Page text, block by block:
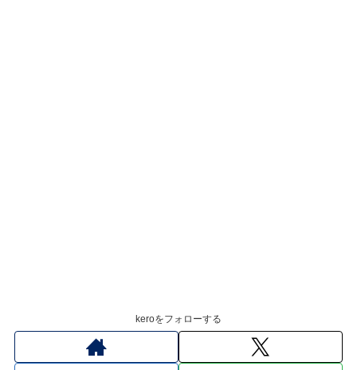
keroをフォローする